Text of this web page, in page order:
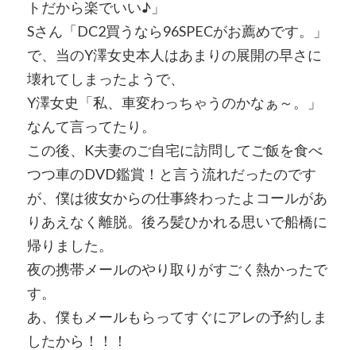
トだから楽でいい♪」
Sさん「DC2買うなら96SPECがお薦めです。」
で、当のY澤女史本人はあまりの展開の早さに
壊れてしまったようで、
Y澤女史「私、車変わっちゃうのかなぁ～。」
なんて言ってたり。
この後、K夫妻のご自宅に訪問してご飯を食べ
つつ車のDVD鑑賞！と言う流れだったのです
が、僕は彼女からの仕事終わったよコールがあ
りあえなく離脱。後ろ髪ひかれる思いで船橋に
帰りました。
夜の携帯メールのやり取りがすごく熱かったで
す。
あ、僕もメールもらってすぐにアレの予約しま
したから！！！